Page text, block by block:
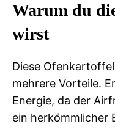
Warum du
wirst
Diese
mehrere Vorteile.
Energie, da der
ein herkömmlicher